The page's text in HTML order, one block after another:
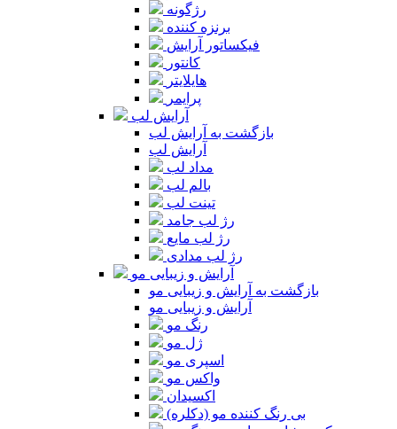
رژگونه
برنزه کننده
فیکساتور آرایش
کانتور
هایلایتر
پرایمر
آرایش لب
بازگشت به آرایش لب
آرایش لب
مداد لب
بالم لب
تینت لب
رژ لب جامد
رژ لب مایع
رژ لب مدادی
آرایش و زیبایی مو
بازگشت به آرایش و زیبایی مو
آرایش و زیبایی مو
رنگ مو
ژل مو
اسپری مو
واکس مو
اکسیدان
بی رنگ کننده مو (دکلره)